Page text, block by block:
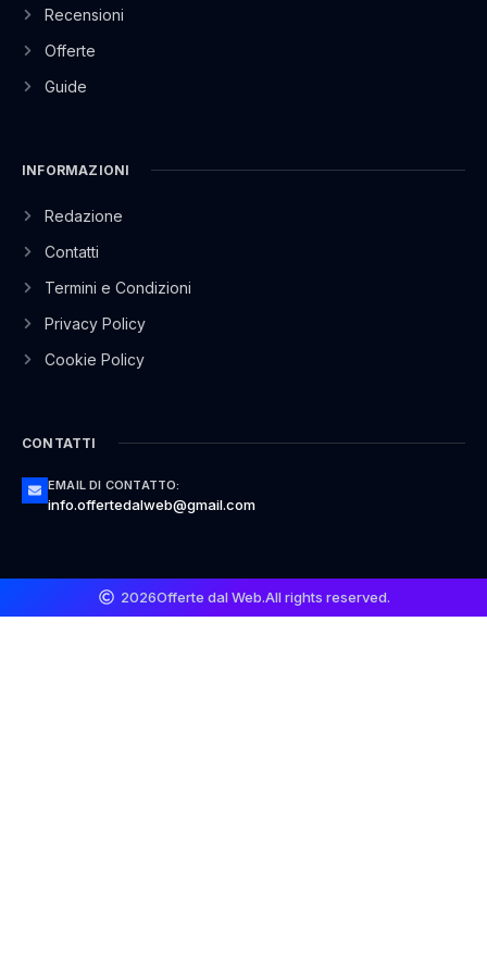
Recensioni
Offerte
Guide
INFORMAZIONI
Redazione
Contatti
Termini e Condizioni
Privacy Policy
Cookie Policy
CONTATTI
EMAIL DI CONTATTO:
info.offertedalweb@gmail.com
2026Offerte dal Web.All rights reserved.